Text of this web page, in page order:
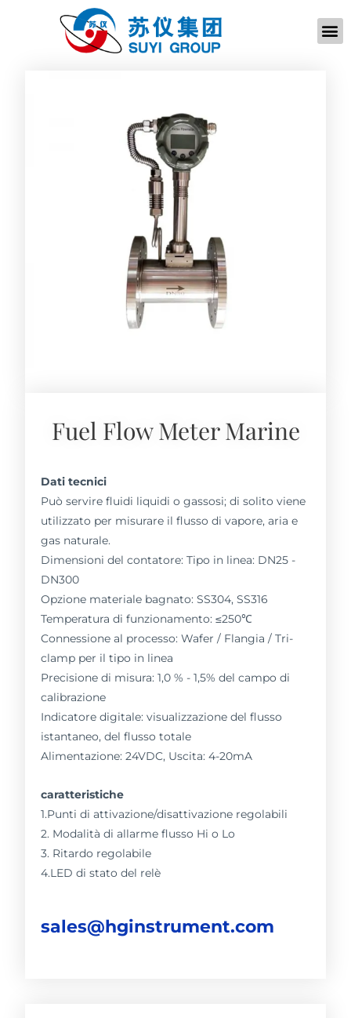
Fuel Flow Meter Marine
Dati tecnici
Può servire fluidi liquidi o gassosi; di solito viene
utilizzato per misurare il flusso di vapore, aria e
gas naturale.
Dimensioni del contatore: Tipo in linea: DN25 -
DN300
Opzione materiale bagnato: SS304, SS316
Temperatura di funzionamento: ≤250℃
Connessione al processo: Wafer / Flangia / Tri-
clamp per il tipo in linea
Precisione di misura: 1,0 % - 1,5% del campo di
calibrazione
Indicatore digitale: visualizzazione del flusso
istantaneo, del flusso totale
Alimentazione: 24VDC, Uscita: 4-20mA
caratteristiche
1.Punti di attivazione/disattivazione regolabili
2. Modalità di allarme flusso Hi o Lo
3. Ritardo regolabile
4.LED di stato del relè
sales@hginstrument.com